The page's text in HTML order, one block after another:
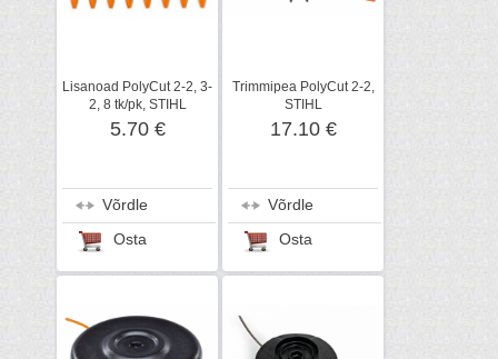
Lisanoad PolyCut 2-2, 3-
2, 8 tk/pk, STIHL
5.70 €
Võrdle
Osta
Trimmipea PolyCut 2-2,
STIHL
17.10 €
Võrdle
Osta